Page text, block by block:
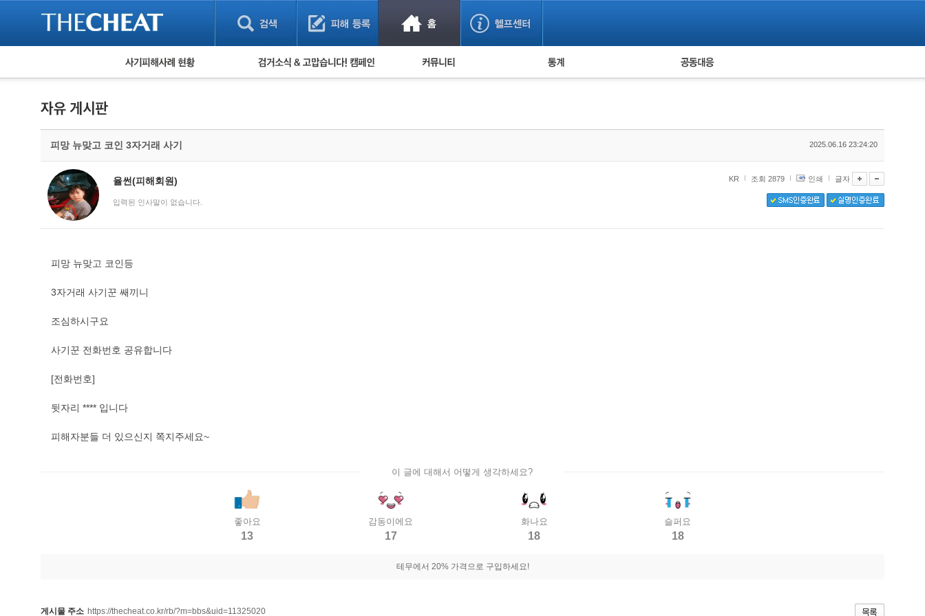
피해사례 현황
보이스피싱 피해사례
유해사이트 목록
비공개 피해사례
워킹홀리데이 피해사례
검거 소식 사기 예방했어요! 누적 피해사례 통계 피해자 공동대응
피망 뉴맞고 코인 3자거래 사기 2025.06.16 23:24:20
율썬(피해회원)
입력된 인사말이 없습니다.
KR 조회 2879 인쇄 글자
피망 뉴맞고 코인등
3자거래 사기꾼 쌔끼니
조심하시구요
사기꾼 전화번호 공유합니다
[전화번호]
뒷자리 **** 입니다
피해자분들 더 있으신지 쪽지주세요~
이 글에 대해서 어떻게 생각하세요?
좋아요
13
감동이에요
17
화나요
18
슬퍼요
18
테무에서 20% 가격으로 구입하세요!
게시물 주소 https://thecheat.co.kr/rb/?m=bbs&uid=11325020